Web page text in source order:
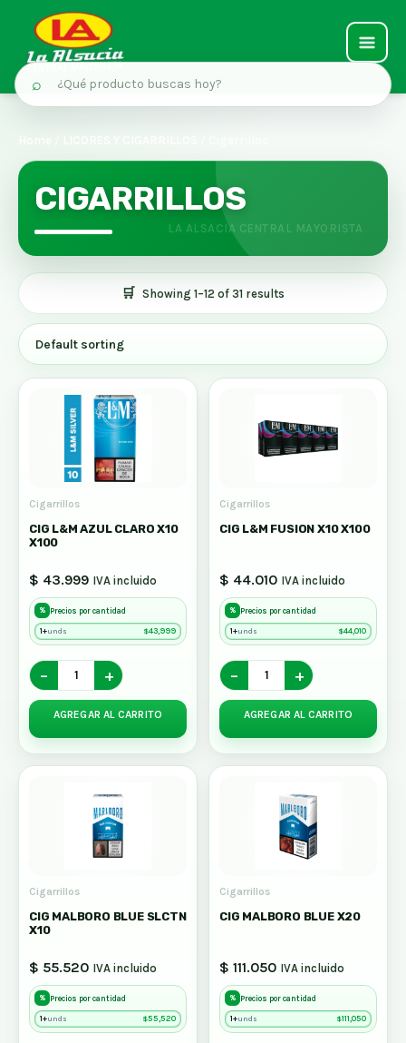
contenido
MAIN
CIGARRILLOS
Showing 1–12 of 31 results
Cigarrillos
CIG L&M AZUL CLARO X10
X100
$ 43.999 IVA incluido
% Precios por cantidad
1+unds $43,999
− +
AGREGAR AL CARRITO
Cigarrillos
CIG L&M FUSION X10 X100
$ 44.010 IVA incluido
% Precios por cantidad
1+unds $44,010
− +
AGREGAR AL CARRITO
Cigarrillos
CIG MALBORO BLUE SLCTN
X10
$ 55.520 IVA incluido
% Precios por cantidad
1+unds $55,520
Cigarrillos
CIG MALBORO BLUE X20
$ 111.050 IVA incluido
% Precios por cantidad
1+unds $111,050
⌕